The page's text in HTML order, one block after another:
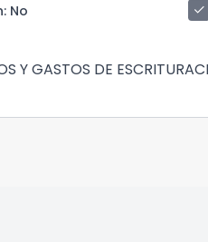
: No check
Y GASTOS DE